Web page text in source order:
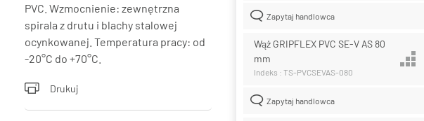
PVC. Wzmocnienie: zewnętrzna
spirala z drutu i blachy stalowej
ocynkowanej. Temperatura pracy: od
-20°C do +70°C.
Drukuj
Zapytaj handlowca
Wąż GRIPFLEX PVC SE-V AS 80
mm
Indeks : TS-PVCSEVAS-080
Zapytaj handlowca